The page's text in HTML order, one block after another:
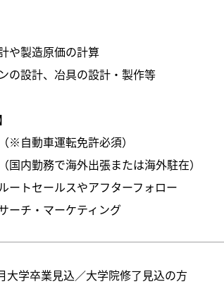
や製造原価の計算
の設計、冶具の設計・製作等
※自動⾞運転免許必須）
国内勤務で海外出張または海外駐在）
ートセールスやアフターフォロー
ーチ・マーケティング
大学卒業見込／大学院修了見込の方